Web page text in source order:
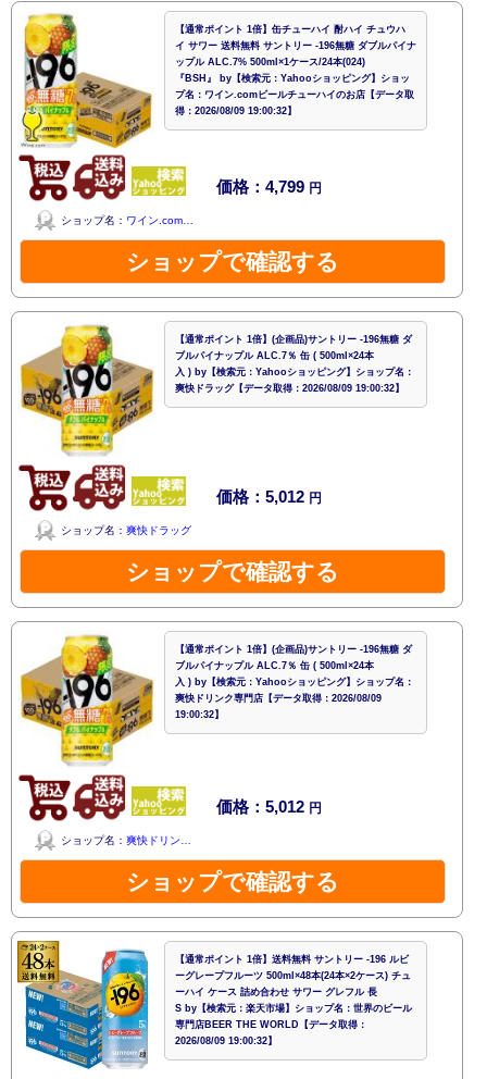
【通常ポイント 1倍】缶チューハイ 酎ハイ チュウハ
イ サワー 送料無料 サントリー -196無糖 ダブルパイナ
ップル ALC.7% 500ml×1ケース/24本(024)
『BSH』 by【検索元：Yahooショッピング】ショッ
プ名：ワイン.comビールチューハイのお店【データ取
得：2026/08/09 19:00:32】
価格：4,799 円
ショップ名： ワイン.com…
ショップで確認する
【通常ポイント 1倍】(企画品)サントリー -196無糖 ダ
ブルパイナップル ALC.7％ 缶 ( 500ml×24本
入 ) by【検索元：Yahooショッピング】ショップ名：
爽快ドラッグ【データ取得：2026/08/09 19:00:32】
価格：5,012 円
ショップ名： 爽快ドラッグ
ショップで確認する
【通常ポイント 1倍】(企画品)サントリー -196無糖 ダ
ブルパイナップル ALC.7％ 缶 ( 500ml×24本
入 ) by【検索元：Yahooショッピング】ショップ名：
爽快ドリンク専門店【データ取得：2026/08/09
19:00:32】
価格：5,012 円
ショップ名： 爽快ドリン…
ショップで確認する
【通常ポイント 1倍】送料無料 サントリー -196 ルビ
ーグレープフルーツ 500ml×48本(24本×2ケース) チュ
ーハイ ケース 詰め合わせ サワー グレフル 長
S by【検索元：楽天市場】ショップ名：世界のビール
専門店BEER THE WORLD【データ取得：
2026/08/09 19:00:32】